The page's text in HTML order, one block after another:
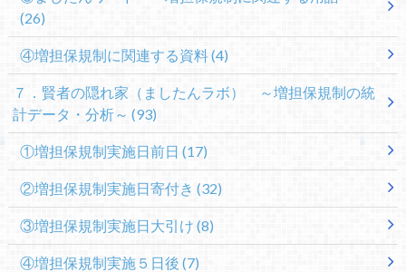
(26)
④増担保規制に関連する資料(4)
７．賢者の隠れ家（ましたんラボ） ～増担保規制の統
計データ・分析～ (93)
①増担保規制実施日前日 (17)
②増担保規制実施日寄付き (32)
③増担保規制実施日大引け (8)
④増担保規制実施５日後 (7)